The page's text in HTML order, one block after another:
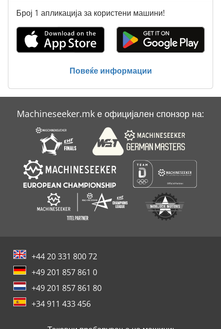
Ammann Ar 65
Ammann Av 110 X
Hanomag 70 E
Linde H 70 D
Volvo L 70
Број 1 апликација за користени машини!
Повеќе информации
Machineseeker.mk е официјален спонзор на:
+44 20 331 800 72
+49 201 857 861 0
+49 201 857 861 80
+34 911 433 456